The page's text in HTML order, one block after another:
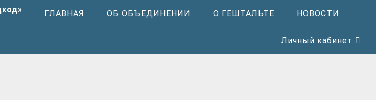
ГЛАВНАЯ ОБ ОБЪЕДИНЕНИИ О ГЕШТАЛЬТЕ НОВОСТИ
Личный кабинет